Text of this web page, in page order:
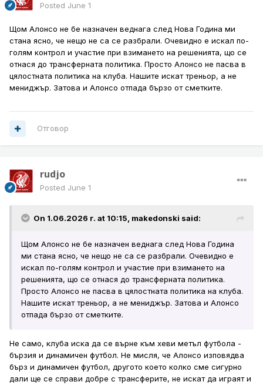
Posted June 1
Щом Алонсо не бе назначен веднага след Нова Година ми
стана ясно, че нещо не са се разбрали. Очевидно е искал по-
голям контрол и участие при взимането на решенията, що се
отнася до трансферната политика. Просто Алонсо не пасва в
цялостната политика на клуба. Нашите искат треньор, а не
мениджър. Затова и Алонсо отпада бързо от сметките.
Отговор
rudjo
Posted June 1
On 1.06.2026 г. at 10:15, makedonski said:
Щом Алонсо не бе назначен веднага след Нова Година
ми стана ясно, че нещо не са се разбрали. Очевидно е
искал по-голям контрол и участие при взимането на
решенията, що се отнася до трансферната политика.
Просто Алонсо не пасва в цялостната политика на клуба.
Нашите искат треньор, а не мениджър. Затова и Алонсо
отпада бързо от сметките.
Не само, клуба иска да се върне към хеви метъл футбола -
бързия и динамичен футбол. Не мисля, че Алонсо изповядва
бърз и динамичен футбол, другото което колко сме сигурно
дали ще се справи добре с трансферите, не искат да играят и